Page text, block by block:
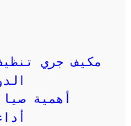
مكيف جري
أهمية